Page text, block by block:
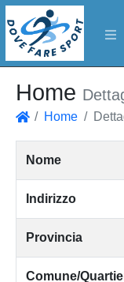
Home
Home
Nome
Indirizzo
Provincia
Comune/